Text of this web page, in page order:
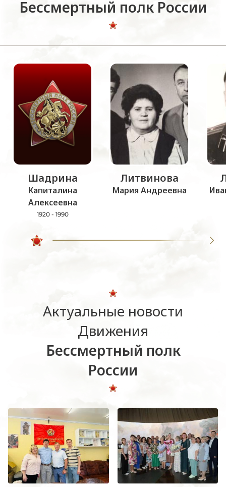
Бессмертный полк России
Шадрина
Капиталина
Алексеевна
1920 - 1990
Литвинова
Мария Андреевна
Актуальные новости
Движения
Бессмертный полк
России